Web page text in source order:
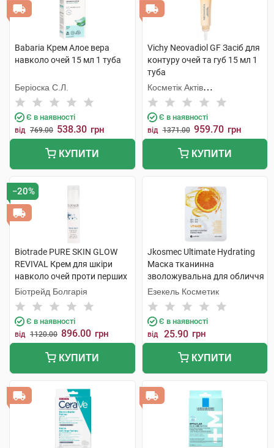
Babaria Крем Aлое вера
навколо очей 15 мл 1 туба
Беріоска С.Л.
Є в наявності
від 769.00 538.30 грн
КУПИТИ
Vichy Neovadiol GF Засіб для
контуру очей та губ 15 мл 1
туба
Косметік Актів
Інтернаціональ
Є в наявності
від 1371.00 959.70 грн
КУПИТИ
−20%
Biotrade PURE SKIN GLOW
REVIVAL Крем для шкіри
навколо очей проти перших
ознак старіння і темних кіл
15 мл 1 флакон
Біотрейд Болгарія
Є в наявності
від 1120.00 896.00 грн
КУПИТИ
Jkosmec Ultimate Hydrating
Маска тканинна
зволожувальна для обличчя
з вітамінами 25 мл 1 шт
Езекель Косметик
Є в наявності
від 25.90 грн
КУПИТИ